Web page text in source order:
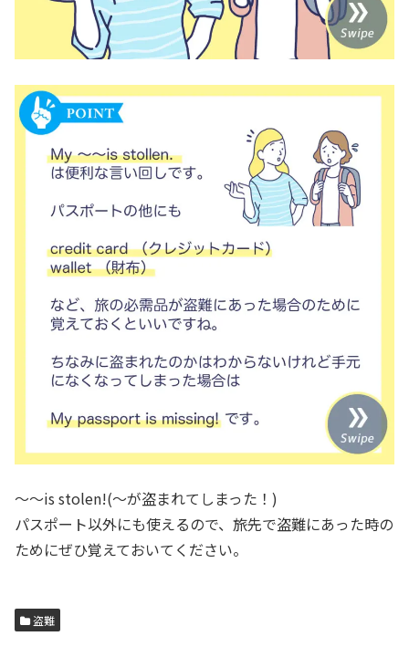
〜〜is stolen!(〜が盗まれてしまった！)
パスポート以外にも使えるので、旅先で盗難にあった時の
ためにぜひ覚えておいてください。
盗難